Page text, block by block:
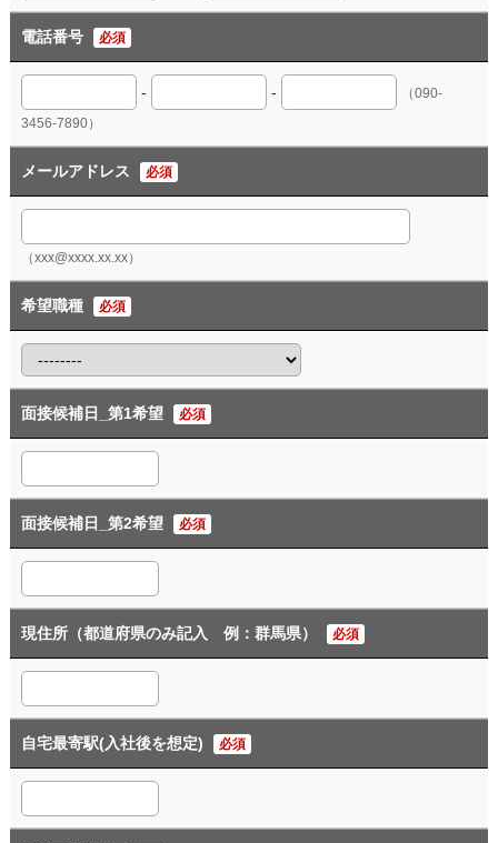
電話番号 必須
- -
（090-
3456-7890）
メールアドレス 必須
（xxx@xxxx.xx.xx）
希望職種 必須
面接候補日_第1希望 必須
面接候補日_第2希望 必須
現住所（都道府県のみ記入 例：群馬県） 必須
自宅最寄駅(入社後を想定) 必須